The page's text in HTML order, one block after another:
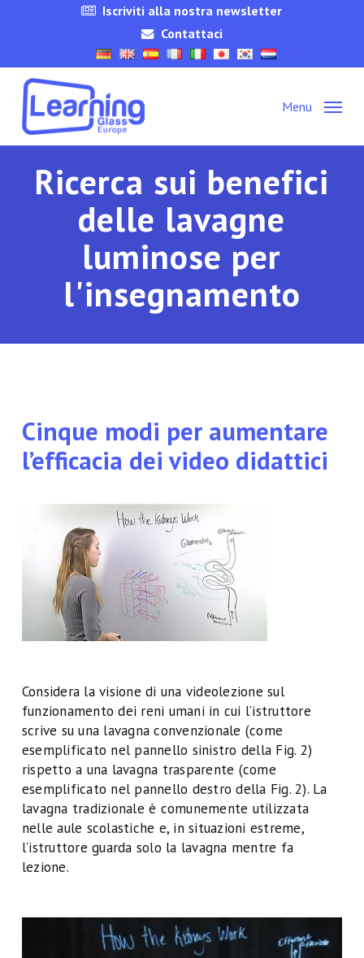
content
Iscriviti alla nostra newsletter
Contattaci
Menu
Ricerca sui benefici
delle lavagne
luminose per
l'insegnamento
Cinque modi per aumentare
l’efficacia dei video didattici
Considera la visione di una videolezione sul
funzionamento dei reni umani in cui l’istruttore
scrive su una lavagna convenzionale (come
esemplificato nel pannello sinistro della Fig. 2)
rispetto a una lavagna trasparente (come
esemplificato nel pannello destro della Fig. 2). La
lavagna tradizionale è comunemente utilizzata
nelle aule scolastiche e, in situazioni estreme,
l’istruttore guarda solo la lavagna mentre fa
lezione.